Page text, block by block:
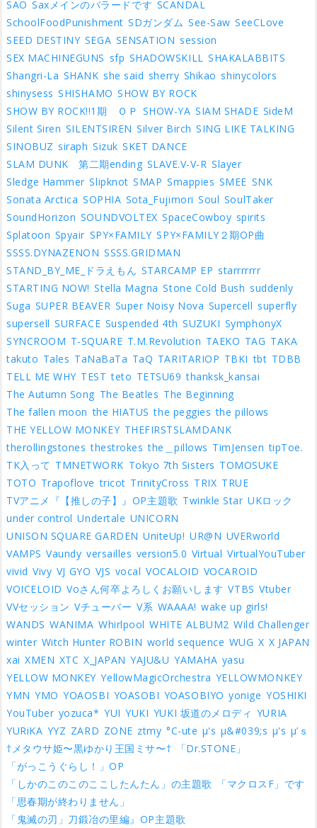
SAO Saxメインのバラードです SCANDAL
SchoolFoodPunishment SDガンダム See-Saw SeeCLove
SEED DESTINY SEGA SENSATION session
SEX MACHINEGUNS sfp SHADOWSKILL SHAKALABBITS
Shangri-La SHANK she said sherry Shikao shinycolors
shinysess SHISHAMO SHOW BY ROCK
SHOW BY ROCK!!1期 ＯＰ SHOW-YA SIAM SHADE SideM
Silent Siren SILENTSIREN Silver Birch SING LIKE TALKING
SINOBUZ siraph Sizuk SKET DANCE
SLAM DUNK 第二期ending SLAVE.V-V-R Slayer
Sledge Hammer Slipknot SMAP Smappies SMEE SNK
Sonata Arctica SOPHIA Sota_Fujimori Soul SoulTaker
SoundHorizon SOUNDVOLTEX SpaceCowboy spirits
Splatoon Spyair SPY×FAMILY SPY×FAMILY２期OP曲
SSSS.DYNAZENON SSSS.GRIDMAN
STAND_BY_ME_ドラえもん STARCAMP EP starrrrrrr
STARTING NOW! Stella Magna Stone Cold Bush suddenly
Suga SUPER BEAVER Super Noisy Nova Supercell superfly
supersell SURFACE Suspended 4th SUZUKI SymphonyX
SYNCROOM T-SQUARE T.M.Revolution TAEKO TAG TAKA
takuto Tales TaNaBaTa TaQ TARITARIOP TBKI tbt TDBB
TELL ME WHY TEST teto TETSU69 thanksk_kansai
The Autumn Song The Beatles The Beginning
The fallen moon the HIATUS the peggies the pillows
THE YELLOW MONKEY THEFIRSTSLAMDANK
therollingstones thestrokes the＿pillows TimJensen tipToe.
TK入って TMNETWORK Tokyo 7th Sisters TOMOSUKE
TOTO Trapoflove tricot TrinityCross TRIX TRUE
TVアニメ『【推しの子】』OP主題歌 Twinkle Star UKロック
under control Undertale UNICORN
UNISON SQUARE GARDEN UniteUp! UR@N UVERworld
VAMPS Vaundy versailles version5.0 Virtual VirtualYouTuber
vivid Vivy VJ GYO VJS vocal VOCALOID VOCAROID
VOICELOID Voさん何卒よろしくお願いします VTBS Vtuber
VVセッション Vチューバー V系 WAAAA! wake up girls!
WANDS WANIMA Whirlpool WHITE ALBUM2 Wild Challenger
winter Witch Hunter ROBIN world sequence WUG X X JAPAN
xai XMEN XTC X_JAPAN YAJU&U YAMAHA yasu
YELLOW MONKEY YellowMagicOrchestra YELLOWMONKEY
YMN YMO YOAOSBI YOASOBI YOASOBIYO yonige YOSHIKI
YouTuber yozuca* YUI YUKI YUKI 坂道のメロディ YURIA
YURiKA YYZ ZARD ZONE ztmy °C-ute μ's μ&#039;s μ's μ’ｓ
†メタウサ姫〜黒ゆかり王国ミサ〜†
「Dr.STONE」
「がっこうぐらし！」OP
「しかのこのこのここしたんたん」の主題歌
「マクロスF」です
「思春期が終わりません」
「鬼滅の刃」刀鍛冶の里編』OP主題歌